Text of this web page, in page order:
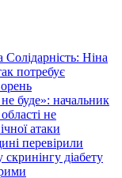
Ніна
потребує
буде»: начальник
не
атаки
перевірили
скринінгу діабету